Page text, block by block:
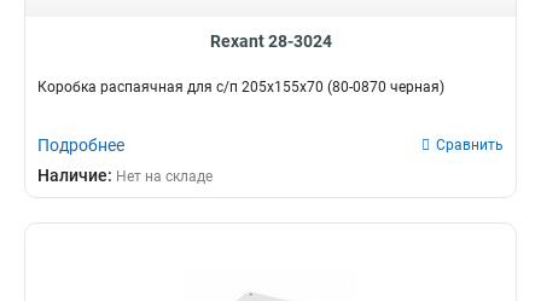
Rexant 28-3024
Коробка распаячная для с/п 205х155х70 (80-0870 черная)
Подробнее Сравнить
Наличие: Нет на складе